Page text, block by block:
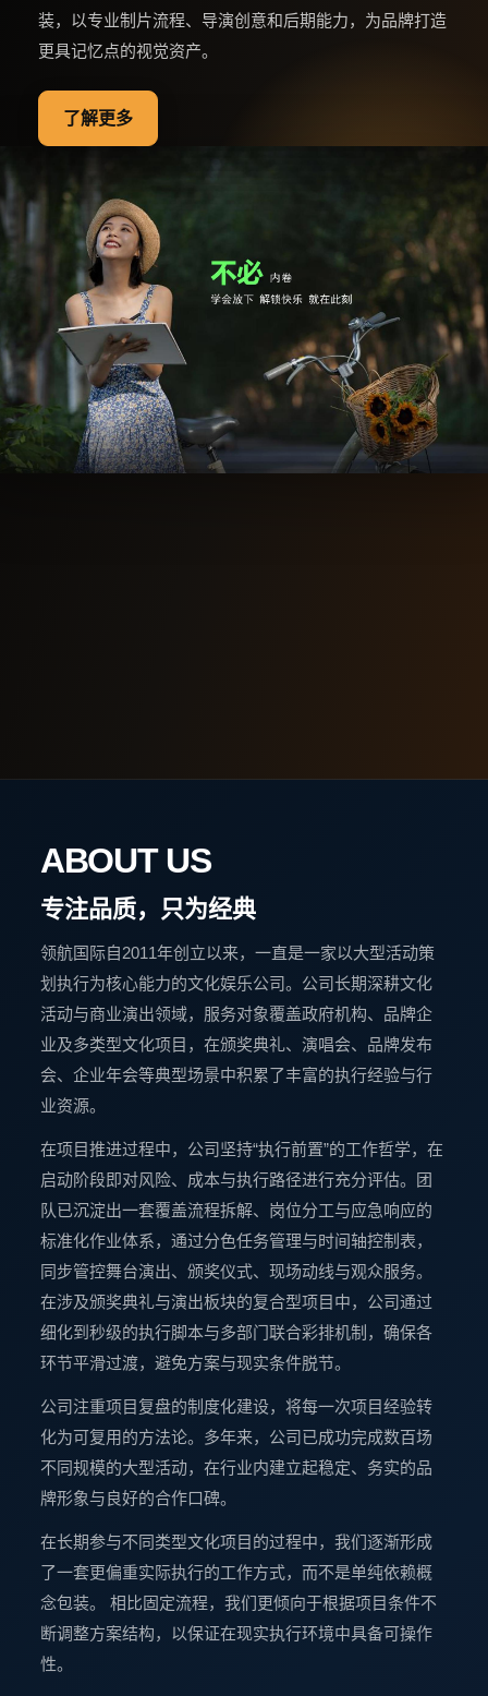
装，以专业制片流程、导演创意和后期能力，为品牌打造
更具记忆点的视觉资产。
了解更多
ABOUT US
专注品质，只为经典
领航国际自2011年创立以来，一直是一家以大型活动策
划执行为核心能力的文化娱乐公司。公司长期深耕文化
活动与商业演出领域，服务对象覆盖政府机构、品牌企
业及多类型文化项目，在颁奖典礼、演唱会、品牌发布
会、企业年会等典型场景中积累了丰富的执行经验与行
业资源。
在项目推进过程中，公司坚持“执行前置”的工作哲学，在
启动阶段即对风险、成本与执行路径进行充分评估。团
队已沉淀出一套覆盖流程拆解、岗位分工与应急响应的
标准化作业体系，通过分色任务管理与时间轴控制表，
同步管控舞台演出、颁奖仪式、现场动线与观众服务。
在涉及颁奖典礼与演出板块的复合型项目中，公司通过
细化到秒级的执行脚本与多部门联合彩排机制，确保各
环节平滑过渡，避免方案与现实条件脱节。
公司注重项目复盘的制度化建设，将每一次项目经验转
化为可复用的方法论。多年来，公司已成功完成数百场
不同规模的大型活动，在行业内建立起稳定、务实的品
牌形象与良好的合作口碑。
在长期参与不同类型文化项目的过程中，我们逐渐形成
了一套更偏重实际执行的工作方式，而不是单纯依赖概
念包装。 相比固定流程，我们更倾向于根据项目条件不
断调整方案结构，以保证在现实执行环境中具备可操作
性。